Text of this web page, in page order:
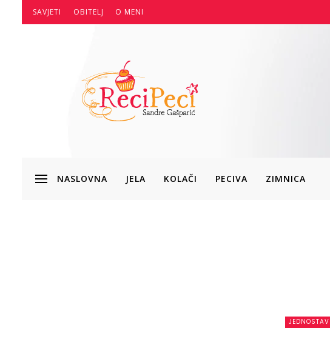
SAVJETI OBITELJ O MENI
NASLOVNA JELA KOLAČI PECIVA ZIMNICA